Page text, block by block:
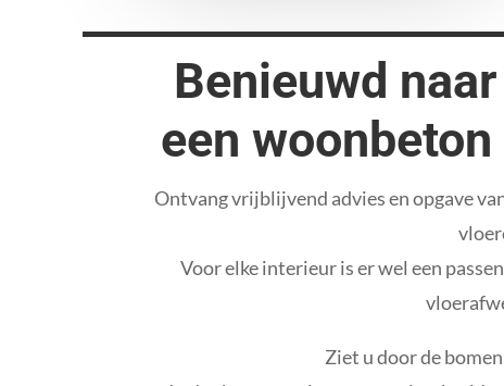
Benieuwd
een
Ontvang vrijblijvend advies en opgave
Voor elke interieur is er wel een
Ziet u door de